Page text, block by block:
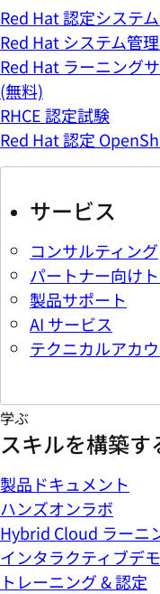
Red Hat 認定システ
Red Hat システム管
Red Hat ラーニング
(無料)
RHCE 認定試験
Red Hat 認定
サービス
コンサルティング
パートナー向け
製品サポート
AI サービス
テクニカルアカ
学ぶ
スキルを構築す
製品ドキュメント
ハンズオンラボ
Hybrid Cloud ラーニ
インタラクティブデモ
トレーニング & 認定